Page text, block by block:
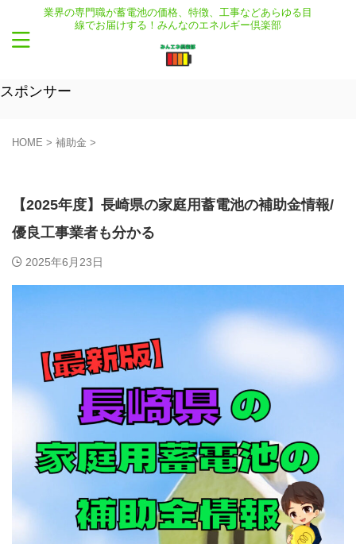
業界の専門職が蓄電池の価格、特徴、工事などあらゆる目
線でお届けする！みんなのエネルギー倶楽部
スポンサー
HOME > 補助金 >
【2025年度】長崎県の家庭用蓄電池の補助金情報/
優良工事業者も分かる
2025年6月23日